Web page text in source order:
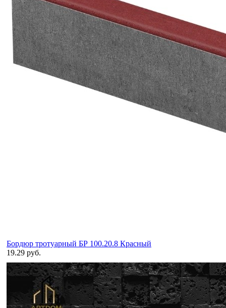
Бордюр тротуарный БР 100.20.8 Красный
19.29 руб.